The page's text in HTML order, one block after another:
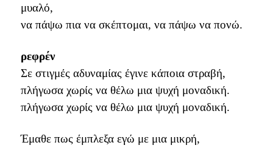
μυαλό,
να πάψω πια να σκέπτομαι, να πάψω να πονώ.
ρεφρέν
Σε στιγμές αδυναμίας έγινε κάποια στραβή,
πλήγωσα χωρίς να θέλω μια ψυχή μοναδική.
πλήγωσα χωρίς να θέλω μια ψυχή μοναδική.
Έμαθε πως έμπλεξα εγώ με μια μικρή,